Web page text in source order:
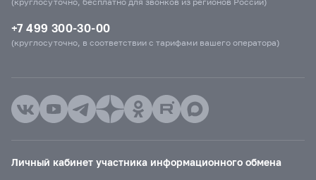
+7 499 300-30-00
(круглосуточно, в соответствии с тарифами вашего оператора)
Личный кабинет участника информационного обмена